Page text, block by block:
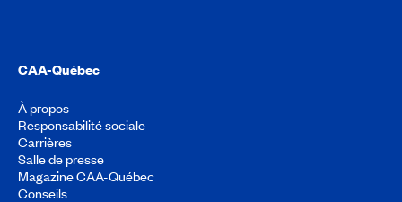
CAA-Québec
À propos
Responsabilité sociale
Carrières
Salle de presse
Magazine CAA-Québec
Conseils